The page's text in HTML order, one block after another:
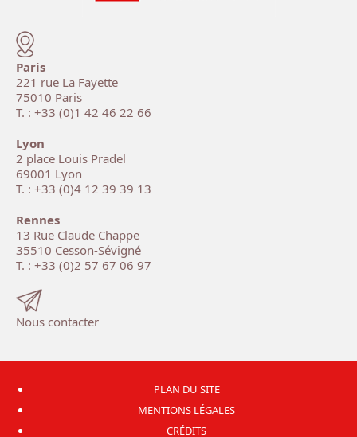
Paris
221 rue La Fayette
75010 Paris
T. : +33 (0)1 42 46 22 66
Lyon
2 place Louis Pradel
69001 Lyon
T. : +33 (0)4 12 39 39 13
Rennes
13 Rue Claude Chappe
35510 Cesson-Sévigné
T. : +33 (0)2 57 67 06 97
Nous contacter
PLAN DU SITE
MENTIONS LÉGALES
CRÉDITS